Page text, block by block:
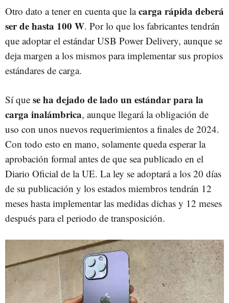
Otro dato a tener en cuenta que lacarga rápida deberá
ser de hasta 100 W. Por lo que los fabricantes tendrán
que adoptar el estándar USB Power Delivery, aunque se
deja margen a los mismos para implementar sus propios
estándares de carga.
Sí que se ha dejado de lado un estándar para la
carga inalámbrica, aunque llegará la obligación de
uso con unos nuevos requerimientos a finales de 2024.
Con todo esto en mano, solamente queda esperar la
aprobación formal antes de que sea publicado en el
Diario Oficial de la UE. La ley se adoptará a los 20 días
de su publicación y los estados miembros tendrán 12
meses hasta implementar las medidas dichas y 12 meses
después para el periodo de transposición.